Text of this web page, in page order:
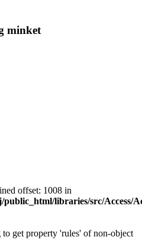
minket
offset: 1008 in
public_html/libraries/src/Access/
to get property 'rules' of non-object